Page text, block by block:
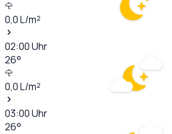
0,0L/m²
02:00Uhr
26°
0,0L/m²
03:00Uhr
26°